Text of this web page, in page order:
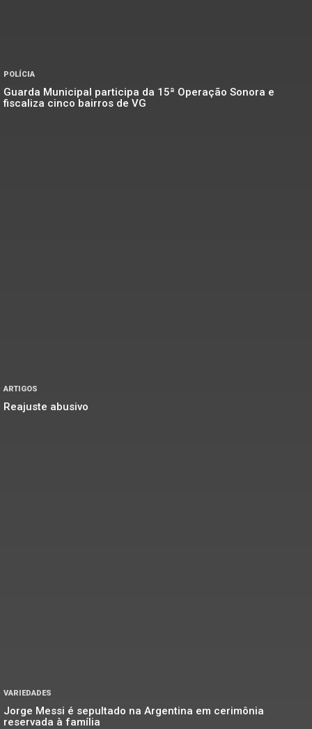
POLÍCIA
Guarda Municipal participa da 15ª Operação Sonora e
fiscaliza cinco bairros de VG
ARTIGOS
Reajuste abusivo
VARIEDADES
Jorge Messi é sepultado na Argentina em cerimônia
reservada à família